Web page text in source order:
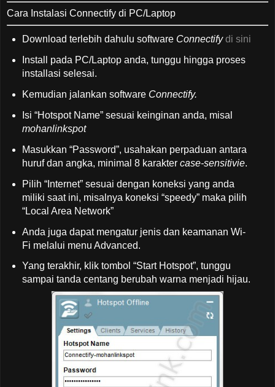
Cara Instalasi Connectify di PC/Laptop
Download terlebih dahulu software Connectify di sini
Install pada PC/Laptop anda, tunggu hingga proses
installasi selesai.
Kemudian jalankan software Connectify.
Isi “Hotspot Name” sesuai keinginan anda, misal
mohanlinkspot
Masukkan “Password”, usahakan perpaduan antara
huruf dan angka, minimal 8 karakter case-sensitivie.
Pilih “Internet” sesuai dengan koneksi yang anda
miliki saat ini, misalnya koneksi “speedy” maka pilih
“Local Area Network”
Anda juga dapat mengatur jenis dan keamanan Wi-
Fi melalui menu Advanced.
Yang terakhir, klik tombol “Start Hotspot”, tunggu
sampai tanda centang berubah warna menjadi hijau.